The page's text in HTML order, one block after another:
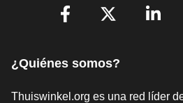
[_General:SocialMediaTitle]
¿Quiénes somos?
Thuiswinkel.org es una red líder